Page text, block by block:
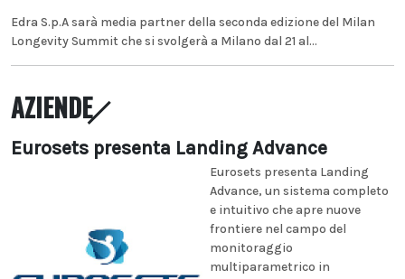
Edra S.p.A sarà media partner della seconda edizione del Milan
Longevity Summit che si svolgerà a Milano dal 21 al...
AZIENDE
Eurosets presenta Landing Advance
Eurosets presenta Landing
Advance, un sistema completo
e intuitivo che apre nuove
frontiere nel campo del
monitoraggio
multiparametrico in